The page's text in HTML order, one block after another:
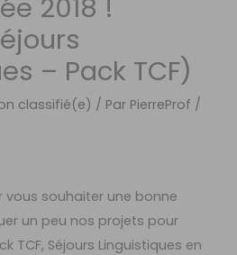
2018 !
– Pack TCF)
classifié(e) / Par PierreProf /
vous souhaiter une bonne
un peu nos projets pour
TCF, Séjours Linguistiques en